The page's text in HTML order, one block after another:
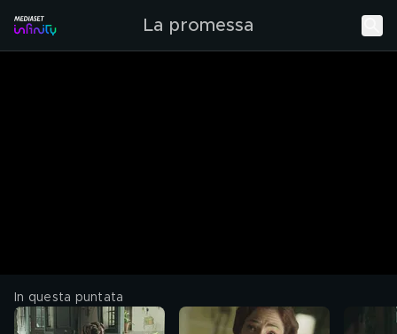
La promessa
In questa puntata